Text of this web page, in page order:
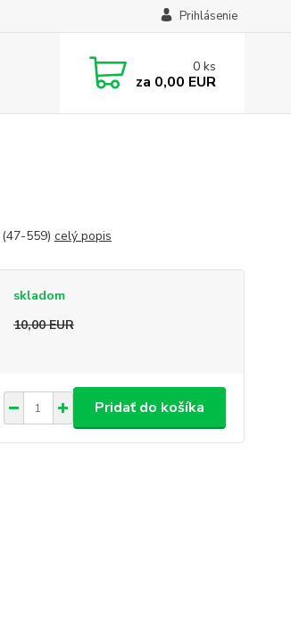
Prihlásenie
0 ks
za 0,00 EUR
559) celý popis
skladom
10,00 EUR
Pridať do košíka